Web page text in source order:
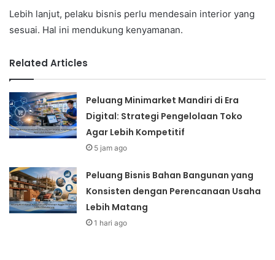
Lebih lanjut, pelaku bisnis perlu mendesain interior yang
sesuai. Hal ini mendukung kenyamanan.
Related Articles
Peluang Minimarket Mandiri di Era
Digital: Strategi Pengelolaan Toko
Agar Lebih Kompetitif
5 jam ago
Peluang Bisnis Bahan Bangunan yang
Konsisten dengan Perencanaan Usaha
Lebih Matang
1 hari ago